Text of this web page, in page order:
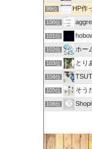
99位 HP作
100位
101位
102位 ホー
103位 とり
104位
105位 そう
106位